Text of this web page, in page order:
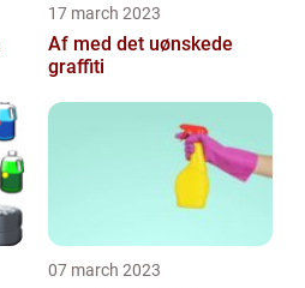
17 march 2023
Af med det uønskede
graffiti
07 march 2023